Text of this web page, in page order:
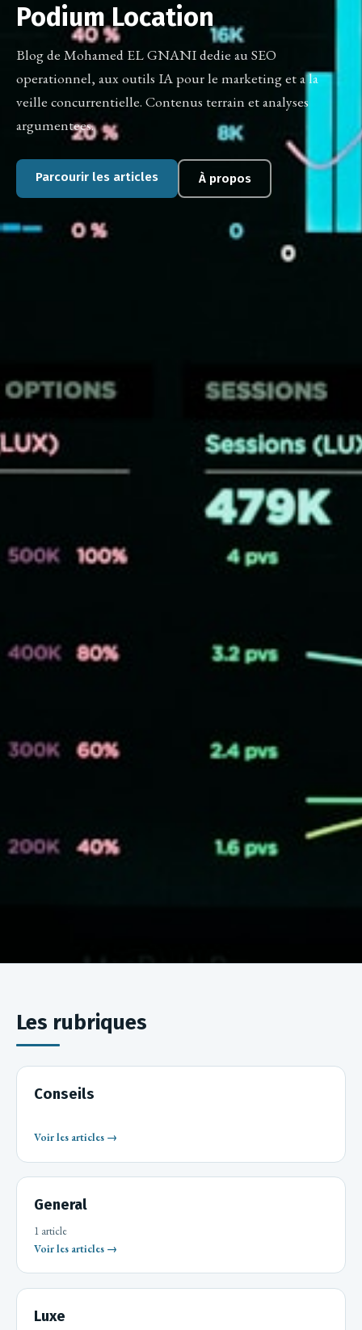
Podium Location
Blog de Mohamed EL GNANI dedie au SEO
operationnel, aux outils IA pour le marketing et a la
veille concurrentielle. Contenus terrain et analyses
argumentees.
Parcourir les articles À propos
Les rubriques
Conseils
Voir les articles →
General
1 article
Voir les articles →
Luxe